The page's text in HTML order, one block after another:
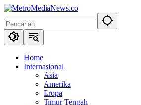
Langsung
konten
Home
Internasional
Asia
Amerika
Eropa
Timur Tengah